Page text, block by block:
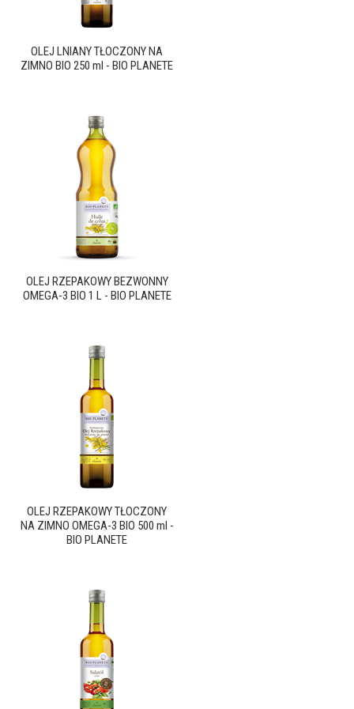
OLEJ LNIANY TŁOCZONY NA
ZIMNO BIO 250 ml - BIO PLANETE
OLEJ RZEPAKOWY BEZWONNY
OMEGA-3 BIO 1 L - BIO PLANETE
OLEJ RZEPAKOWY TŁOCZONY
NA ZIMNO OMEGA-3 BIO 500 ml -
BIO PLANETE